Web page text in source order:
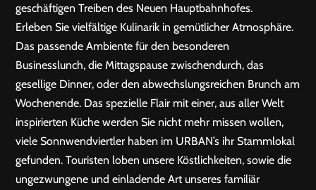
geschäftigen Treiben des Neuen Hauptbahnhofes.
Erleben Sie vielfältige Kulinarik in gemütlicher Atmosphäre.
Das passende Ambiente für den besonderen
Businesslunch, die Mittagspause zwischendurch, das
gesellige Dinner, oder den abwechslungsreichen Brunch am
Wochenende. Das spezielle Flair mit einer, aus aller Welt
inspirierten Küche werden Sie nicht mehr missen wollen,
viele Sonnwendviertler haben im URBAN’s ihr Stammlokal
gefunden. Touristen loben unsere Köstlichkeiten, sowie die
ungezwungene und einladende Art unseres familiär